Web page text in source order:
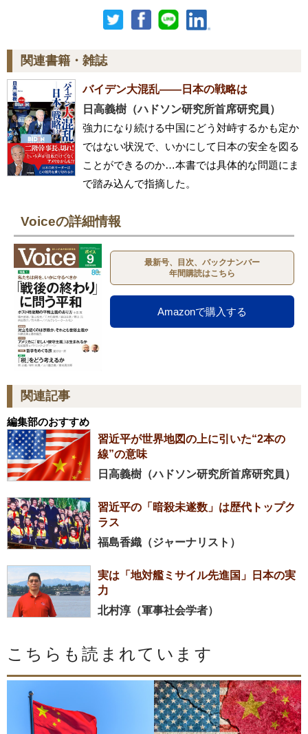
関連書籍・雑誌
バイデン大混乱――日本の戦略は
日高義樹（ハドソン研究所首席研究員）
強力になり続ける中国にどう対峙するかも定か
ではない状況で、いかにして日本の安全を図る
ことができるのか…本書では具体的な問題にま
で踏み込んで指摘した。
Voiceの詳細情報
最新号、目次、バックナンバー
年間購読はこちら
Amazonで購入する
関連記事
編集部のおすすめ
習近平が世界地図の上に引いた“2本の
線”の意味
日高義樹（ハドソン研究所首席研究員）
習近平の「暗殺未遂数」は歴代トップク
ラス
福島香織（ジャーナリスト）
実は「地対艦ミサイル先進国」日本の実
力
北村淳（軍事社会学者）
こちらも読まれています